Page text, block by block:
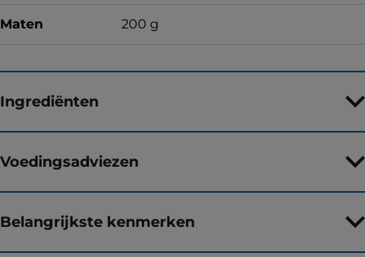
Maten 200 g
Ingrediënten
Voedingsadviezen
Belangrijkste kenmerken